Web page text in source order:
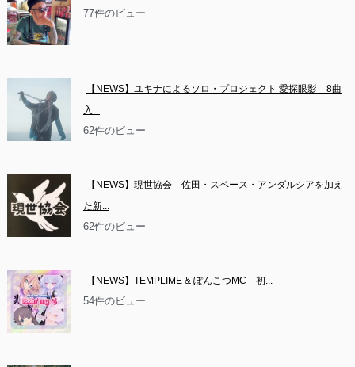
77件のビュー
【NEWS】ユキナによるソロ・プロジェクト 愛探眼影　8曲
入...
62件のビュー
【NEWS】現世協会　佐田・スペース・アンダルシアを加え
た新...
62件のビュー
【NEWS】TEMPLIME & ぽんこつMC　初...
54件のビュー